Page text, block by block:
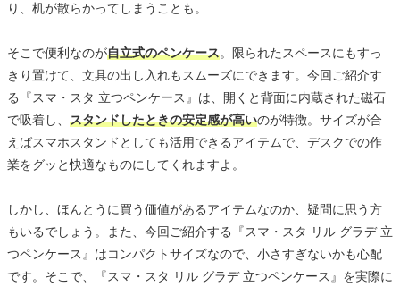
り、机が散らかってしまうことも。
そこで便利なのが自立式のペンケース。限られたスペースにもすっ
きり置けて、文具の出し入れもスムーズにできます。今回ご紹介す
る『スマ・スタ 立つペンケース』は、開くと背面に内蔵された磁石
で吸着し、 スタンドしたときの安定感が高いのが特徴。サイズが合
えばスマホスタンドとしても活用できるアイテムで、デスクでの作
業をグッと快適なものにしてくれますよ。
しかし、ほんとうに買う価値があるアイテムなのか、疑問に思う方
もいるでしょう。また、今回ご紹介する『スマ・スタ リル グラデ 立
つペンケース』はコンパクトサイズなので、小さすぎないかも心配
です。そこで、『スマ・スタ リル グラデ 立つペンケース』を実際に